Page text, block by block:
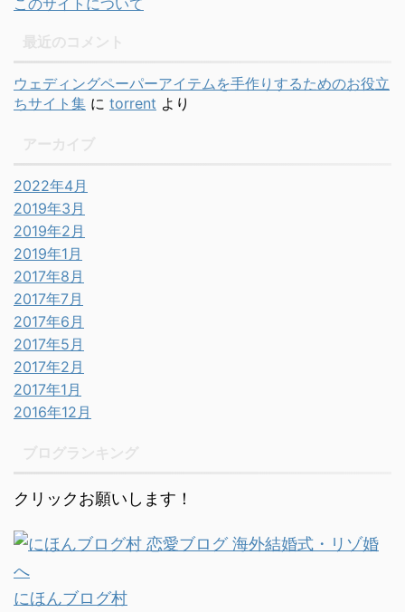
ウェディングペーパーアイテムを手作りするためのお役立
ちサイト集 に torrent より
2022年4月
2019年3月
2019年2月
2019年1月
2017年8月
2017年7月
2017年6月
2017年5月
2017年2月
2017年1月
2016年12月
クリックお願いします！
にほんブログ村